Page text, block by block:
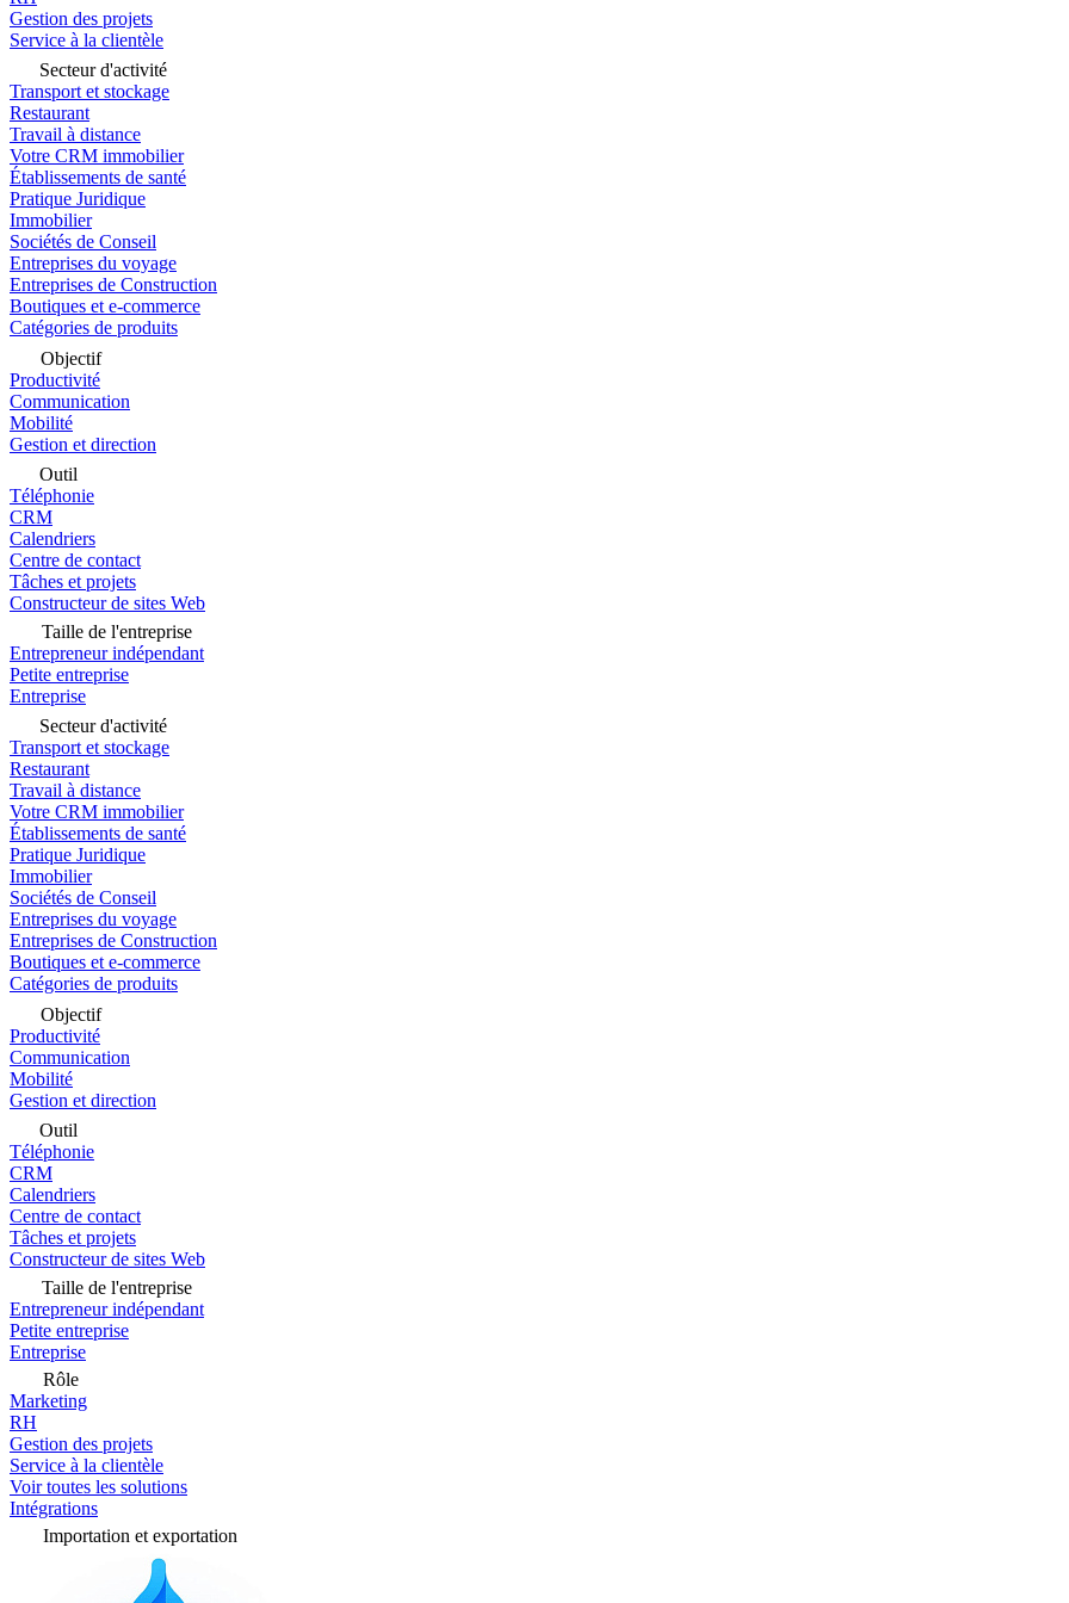
Gestion des projets
Service à la clientèle
Secteur d'activité
Transport et stockage
Restaurant
Travail à distance
Votre CRM immobilier
Établissements de santé
Pratique Juridique
Immobilier
Sociétés de Conseil
Entreprises du voyage
Entreprises de Construction
Boutiques et e-commerce
Catégories de produits
Objectif
Productivité
Communication
Mobilité
Gestion et direction
Outil
Téléphonie
CRM
Calendriers
Centre de contact
Tâches et projets
Constructeur de sites Web
Taille de l'entreprise
Entrepreneur indépendant
Petite entreprise
Entreprise
Secteur d'activité
Transport et stockage
Restaurant
Travail à distance
Votre CRM immobilier
Établissements de santé
Pratique Juridique
Immobilier
Sociétés de Conseil
Entreprises du voyage
Entreprises de Construction
Boutiques et e-commerce
Catégories de produits
Objectif
Productivité
Communication
Mobilité
Gestion et direction
Outil
Téléphonie
CRM
Calendriers
Centre de contact
Tâches et projets
Constructeur de sites Web
Taille de l'entreprise
Entrepreneur indépendant
Petite entreprise
Entreprise
Rôle
Marketing
RH
Gestion des projets
Service à la clientèle
Voir toutes les solutions
Intégrations
Importation et exportation